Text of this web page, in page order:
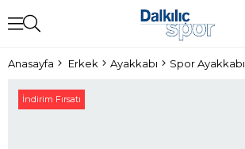
Anasayfa Erkek Ayakkabı Spor Ayakkabı
İndirim Fırsatı